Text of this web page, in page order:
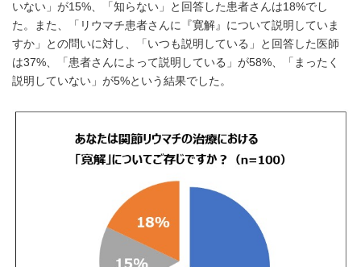
いない」が15%、「知らない」と回答した患者さんは18%でし
た。また、「リウマチ患者さんに『寛解』について説明していま
すか」との問いに対し、「いつも説明している」と回答した医師
は37%、「患者さんによって説明している」が58%、「まったく
説明していない」が5%という結果でした。